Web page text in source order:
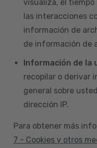
visualiza, el
las interacciones
información de
de información de
Información de la
recopilar o derivar
general sobre
dirección IP.
Para obtener más
7 - Cookies y otros